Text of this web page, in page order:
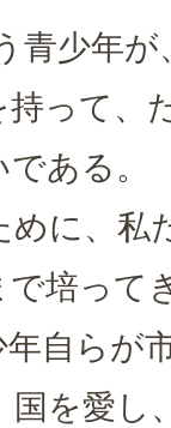
青少年
って、
ある。
に、私
培って
自らが
を愛し